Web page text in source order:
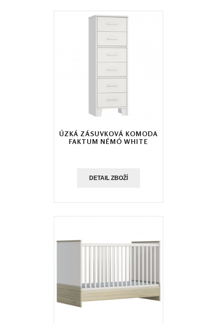
ÚZKÁ ZÁSUVKOVÁ KOMODA
FAKTUM NÉMÓ WHITE
DETAIL ZBOŽÍ